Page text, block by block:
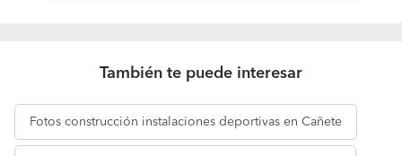
También te puede interesar
Fotos construcción instalaciones deportivas en Cañete